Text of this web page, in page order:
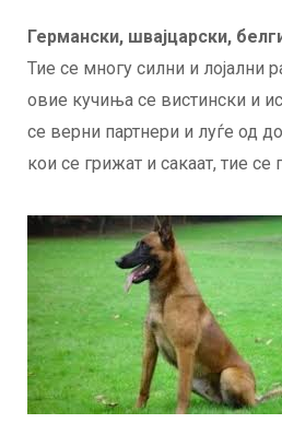
Германски, швајцарски,
Тие се многу силни и лојални
овие кучиња се вистински и
се верни партнери и луѓе од
кои се грижат и сакаат, тие се